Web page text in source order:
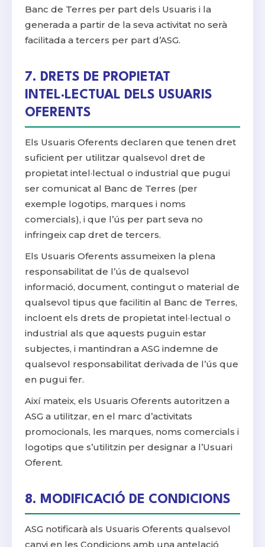
Banc de Terres per part dels Usuaris i la
generada a partir de la seva activitat no serà
facilitada a tercers per part d’ASG.
7. DRETS DE PROPIETAT
INTEL·LECTUAL DELS USUARIS
OFERENTS
Els Usuaris Oferents declaren que tenen dret
suficient per utilitzar qualsevol dret de
propietat intel·lectual o industrial que pugui
ser comunicat al Banc de Terres (per
exemple logotips, marques i noms
comercials), i que l’ús per part seva no
infringeix cap dret de tercers.
Els Usuaris Oferents assumeixen la plena
responsabilitat de l’ús de qualsevol
informació, document, contingut o material de
qualsevol tipus que facilitin al Banc de Terres,
incloent els drets de propietat intel·lectual o
industrial als que aquests puguin estar
subjectes, i mantindran a ASG indemne de
qualsevol responsabilitat derivada de l’ús que
en pugui fer.
Així mateix, els Usuaris Oferents autoritzen a
ASG a utilitzar, en el marc d’activitats
promocionals, les marques, noms comercials i
logotips que s’utilitzin per designar a l’Usuari
Oferent.
8. MODIFICACIÓ DE CONDICIONS
ASG notificarà als Usuaris Oferents qualsevol
canvi en les Condicions amb una antelació